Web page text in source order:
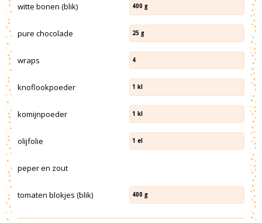
witte bonen (blik) 400 g
pure chocolade 25 g
wraps 4
knoflookpoeder 1 kl
komijnpoeder 1 kl
olijfolie 1 el
peper en zout
tomaten blokjes (blik) 400 g